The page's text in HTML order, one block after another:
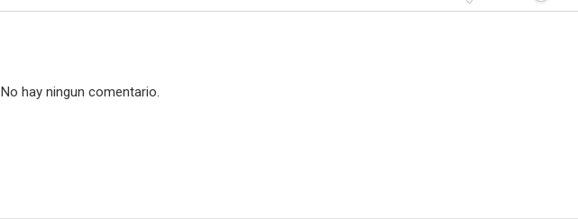
No hay ningun comentario.